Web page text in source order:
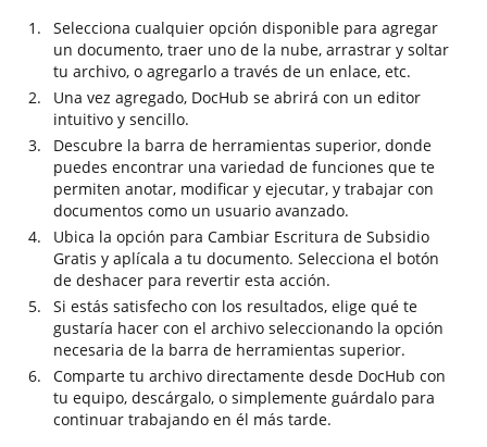
Selecciona cualquier opción disponible para agregar
un documento, traer uno de la nube, arrastrar y soltar
tu archivo, o agregarlo a través de un enlace, etc.
Una vez agregado, DocHub se abrirá con un editor
intuitivo y sencillo.
Descubre la barra de herramientas superior, donde
puedes encontrar una variedad de funciones que te
permiten anotar, modificar y ejecutar, y trabajar con
documentos como un usuario avanzado.
Ubica la opción para Cambiar Escritura de Subsidio
Gratis y aplícala a tu documento. Selecciona el botón
de deshacer para revertir esta acción.
Si estás satisfecho con los resultados, elige qué te
gustaría hacer con el archivo seleccionando la opción
necesaria de la barra de herramientas superior.
Comparte tu archivo directamente desde DocHub con
tu equipo, descárgalo, o simplemente guárdalo para
continuar trabajando en él más tarde.